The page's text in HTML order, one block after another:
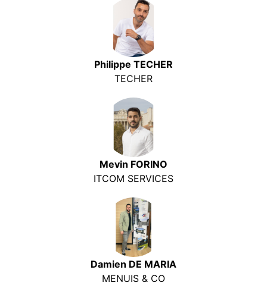
Philippe TECHER
TECHER
Mevin FORINO
ITCOM SERVICES
Damien DE MARIA
MENUIS & CO